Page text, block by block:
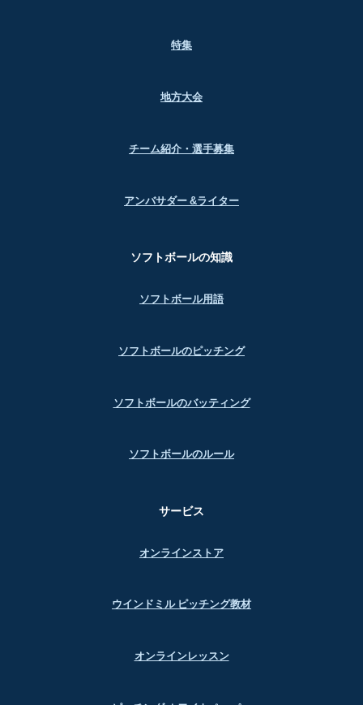
特集
地方大会
チーム紹介・選手募集
アンバサダー &ライター
ソフトボールの知識
ソフトボール用語
ソフトボールのピッチング
ソフトボールのバッティング
ソフトボールのルール
サービス
オンラインストア
ウインドミル ピッチング教材
オンラインレッスン